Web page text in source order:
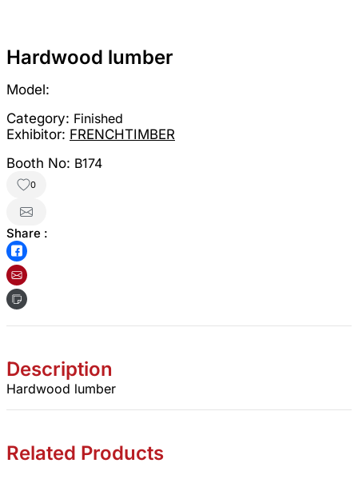
Hardwood lumber
Model:
Category: Finished
Exhibitor: FRENCHTIMBER
Booth No: B174
0
Share :
Description
Hardwood lumber
Related Products